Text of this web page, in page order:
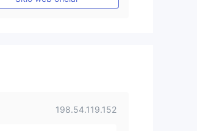
Licencia completa de MT4
198.54.119.152